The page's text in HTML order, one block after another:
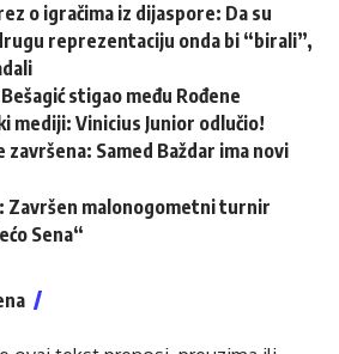
o igračima iz dijaspore: Da su
reprezentaciju onda bi “birali”,
stigao među Rođene
mediji: Vinicius Junior odlučio!
završena: Samed Baždar ima novi
Završen malonogometni turnir
Sena“